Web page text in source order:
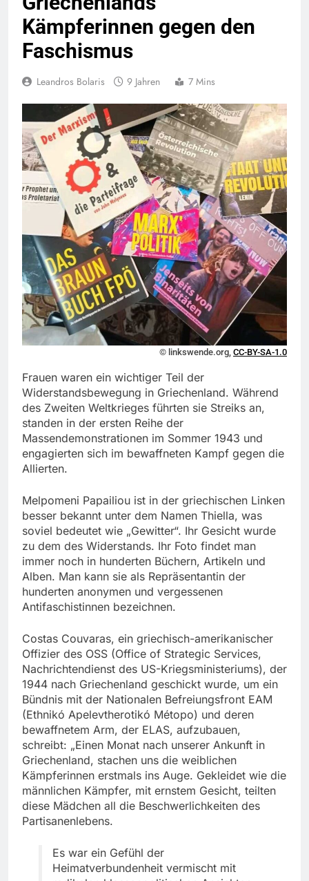
Kämpferinnen gegen den
Faschismus
Leandros Bolaris 9 Jahren 7 Mins
© linkswende.org, CC-BY-SA-1.0
Frauen waren ein wichtiger Teil der
Widerstandsbewegung in Griechenland. Während
des Zweiten Weltkrieges führten sie Streiks an,
standen in der ersten Reihe der
Massendemonstrationen im Sommer 1943 und
engagierten sich im bewaffneten Kampf gegen die
Allierten.
Melpomeni Papailiou ist in der griechischen Linken
besser bekannt unter dem Namen Thiella, was
soviel bedeutet wie „Gewitter“. Ihr Gesicht wurde
zu dem des Widerstands. Ihr Foto findet man
immer noch in hunderten Büchern, Artikeln und
Alben. Man kann sie als Repräsentantin der
hunderten anonymen und vergessenen
Antifaschistinnen bezeichnen.
Costas Couvaras, ein griechisch-amerikanischer
Offizier des OSS (Office of Strategic Services,
Nachrichtendienst des US-Kriegsministeriums), der
1944 nach Griechenland geschickt wurde, um ein
Bündnis mit der Nationalen Befreiungsfront EAM
(Ethnikó Apelevtherotikó Métopo) und deren
bewaffnetem Arm, der ELAS, aufzubauen,
schreibt: „Einen Monat nach unserer Ankunft in
Griechenland, stachen uns die weiblichen
Kämpferinnen erstmals ins Auge. Gekleidet wie die
männlichen Kämpfer, mit ernstem Gesicht, teilten
diese Mädchen all die Beschwerlichkeiten des
Partisanenlebens.
Es war ein Gefühl der
Heimatverbundenheit vermischt mit